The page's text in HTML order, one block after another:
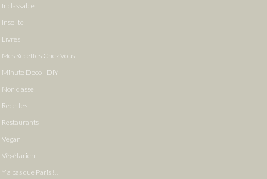
Inclassable
Insolite
Livres
Mes Recettes Chez Vous
Minute Deco - DIY
Non classé
Recettes
Restaurants
Vegan
Végétarien
Y a pas que Paris !!!